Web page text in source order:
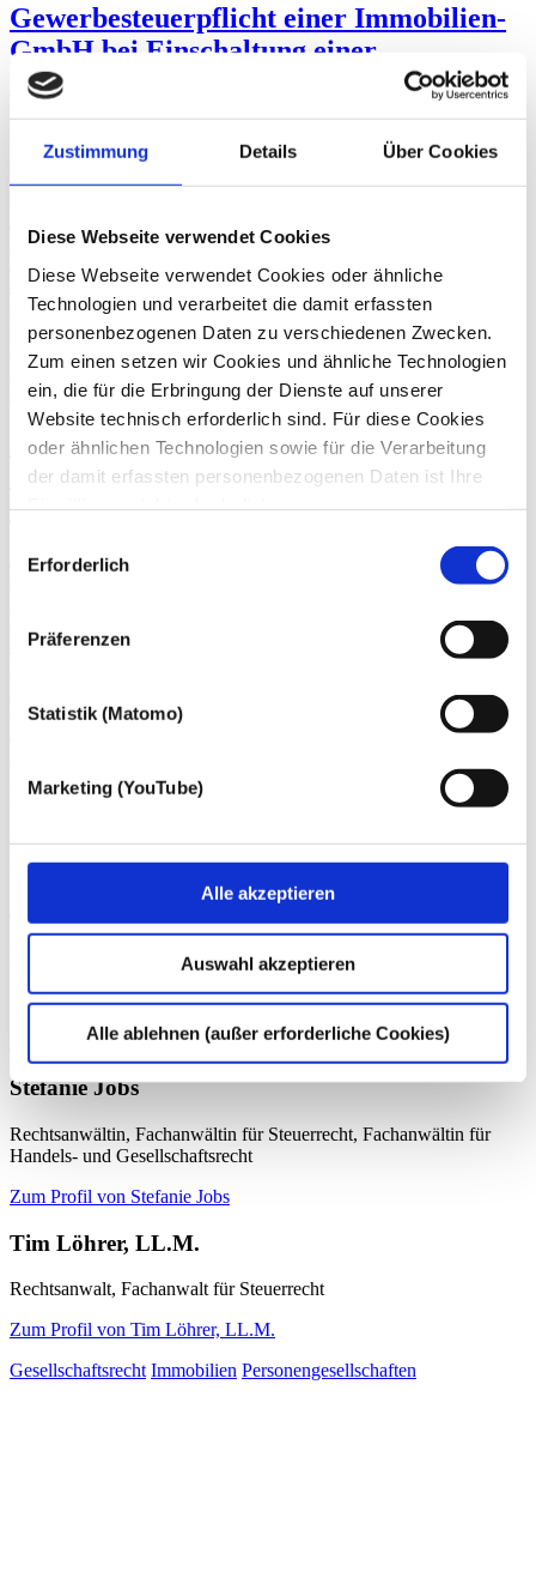
Zustimmung Details Über Cookies
Diese Webseite verwendet Cookies
Diese Webseite verwendet Cookies oder ähnliche
Technologien und verarbeitet die damit erfassten
personenbezogenen Daten zu verschiedenen Zwecken.
Zum einen setzen wir Cookies und ähnliche Technologien
ein, die für die Erbringung der Dienste auf unserer
Website technisch erforderlich sind. Für diese Cookies
oder ähnlichen Technologien sowie für die Verarbeitung
der damit erfassten personenbezogenen Daten ist Ihre
mit Ihrer ausdrücklichen Einwilligung einsetzen und die
Erforderlich
Präferenzen
Statistik (Matomo)
Marketing (YouTube)
Alle akzeptieren
Auswahl akzeptieren
Alle ablehnen (außer erforderliche Cookies)
Gewerbesteuerpflicht einer Immobilien-
GmbH bei Einschaltung einer
Dienstleistungsgesellschaft?
beschäftigt, ob eine inländische Immobiliengesellschaft eine
übertragen werden. Speziell für ausländische Investoren spielt diese
aus den Anlageobjekten.
Gestaltende Steuerberatung
Gewerbesteuer
Immobilien
Internationale Steuerberatung
28. Februar2022
(Teil-)Entgeltliche
Immobilienübertragung gegen
Versorgungsleistung im Privatvermögen
Private Immobilienübertragungen in vorweggenommener Erbfolge
einer ab 2008 geltenden Gesetzesänderung ausgeschlossen. Welche
ertragsteuerlichen Konsequenzen zu beachten sind, hat der
Immobilien
Dr. Olaf Lüke
Rechtsanwalt, Fachanwalt für Steuerrecht, Fachanwalt für Handels-
und Gesellschaftsrecht
Dr. Sebastian Brinkmann
Rechtsanwalt / Steuerberater
Zum Profil von Dr. Sebastian Brinkmann
Stefanie Jobs
Rechtsanwältin, Fachanwältin für Steuerrecht, Fachanwältin für
Handels- und Gesellschaftsrecht
Zum Profil von Stefanie Jobs
Tim Löhrer, LL.M.
Rechtsanwalt, Fachanwalt für Steuerrecht
Zum Profil von Tim Löhrer, LL.M.
Gesellschaftsrecht Immobilien Personengesellschaften